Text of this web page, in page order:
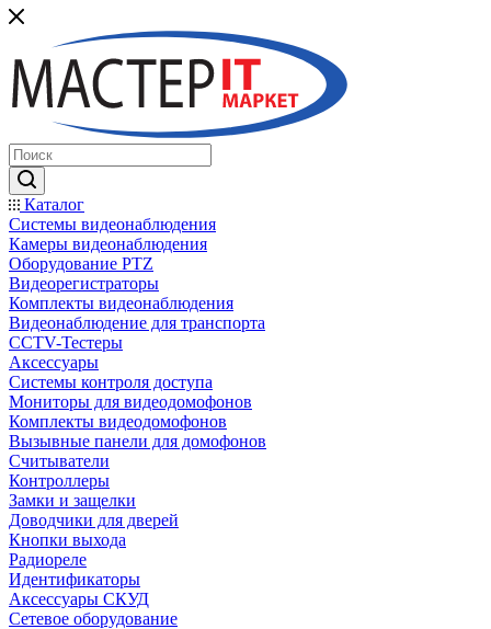
Каталог
Системы видеонаблюдения
Камеры видеонаблюдения
Оборудование PTZ
Видеорегистраторы
Комплекты видеонаблюдения
Видеонаблюдение для транспорта
CCTV-Тестеры
Аксессуары
Системы контроля доступа
Мониторы для видеодомофонов
Комплекты видеодомофонов
Вызывные панели для домофонов
Считыватели
Контроллеры
Замки и защелки
Доводчики для дверей
Кнопки выхода
Радиореле
Идентификаторы
Аксессуары СКУД
Сетевое оборудование